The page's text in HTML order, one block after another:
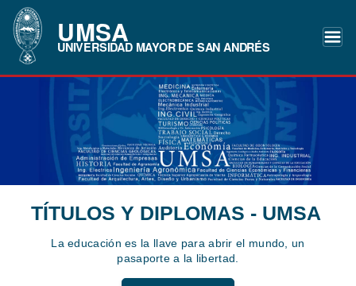
UMSA
UNIVERSIDAD MAYOR DE SAN ANDRÉS
TÍTULOS Y DIPLOMAS - UMSA
La educación es la llave para abrir el mundo, un
pasaporte a la libertad.